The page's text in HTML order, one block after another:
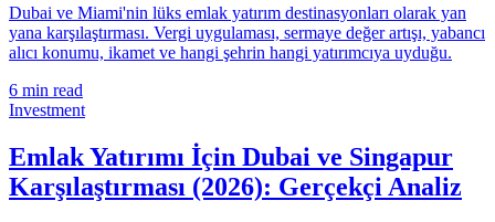
Dubai ve Miami'nin lüks emlak yatırım destinasyonları olarak yan
yana karşılaştırması. Vergi uygulaması, sermaye değer artışı, yabancı
alıcı konumu, ikamet ve hangi şehrin hangi yatırımcıya uyduğu.
6 min read
Investment
Emlak Yatırımı İçin Dubai ve Singapur
Karşılaştırması (2026): Gerçekçi Analiz